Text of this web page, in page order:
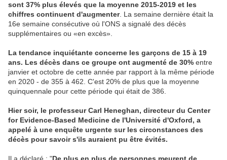
sont 37% plus élevés que la moyenne 2015-2019 et les
chiffres continuent d'augmenter. La semaine dernière était la
16e semaine consécutive où l'ONS a signalé des décès
supplémentaires ou «en excès».
La tendance inquiétante concerne les garçons de 15 à 19
ans. Les décès dans ce groupe ont augmenté de 30% entre
janvier et octobre de cette année par rapport à la même période
en 2020 - de 355 à 462. C'est 20% de plus que la moyenne
quinquennale pour cette période qui était de 386.
Hier soir, le professeur Carl Heneghan, directeur du Center
for Evidence-Based Medicine de l'Université d'Oxford, a
appelé à une enquête urgente sur les circonstances des
décès pour savoir s'ils auraient pu être évités.